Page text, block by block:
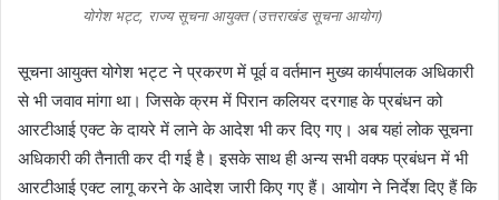
योगेश भट्ट, राज्य सूचना आयुक्त (उत्तराखंड सूचना आयोग)
सूचना आयुक्त योगेश भट्ट ने प्रकरण में पूर्व व वर्तमान मुख्य कार्यपालक अधिकारी
से भी जवाव मांगा था। जिसके क्रम में पिरान कलियर दरगाह के प्रबंधन को
आरटीआई एक्ट के दायरे में लाने के आदेश भी कर दिए गए। अब यहां लोक सूचना
अधिकारी की तैनाती कर दी गई है। इसके साथ ही अन्य सभी वक्फ प्रबंधन में भी
आरटीआई एक्ट लागू करने के आदेश जारी किए गए हैं। आयोग ने निर्देश दिए हैं कि